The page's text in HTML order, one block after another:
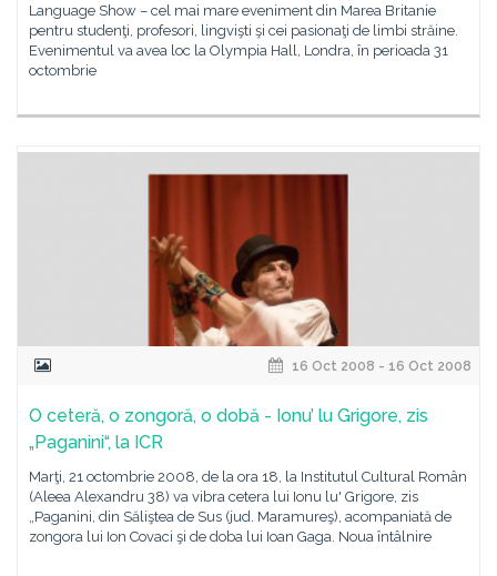
Language Show – cel mai mare eveniment din Marea Britanie
pentru studenţi, profesori, lingvişti şi cei pasionaţi de limbi străine.
Evenimentul va avea loc la Olympia Hall, Londra, în perioada 31
octombrie
16 Oct 2008 - 16 Oct 2008
O ceteră, o zongoră, o dobă - Ionu’ lu Grigore, zis
„Paganini“, la ICR
Marţi, 21 octombrie 2008, de la ora 18, la Institutul Cultural Român
(Aleea Alexandru 38) va vibra cetera lui Ionu lu' Grigore, zis
„Paganini, din Săliştea de Sus (jud. Maramureş), acompaniată de
zongora lui Ion Covaci şi de doba lui Ioan Gaga. Noua întâlnire